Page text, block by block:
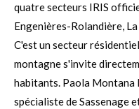
quatre secteurs IRIS
Engenières-Rolandière,
C'est un secteur
montagne s'invite
habitants. Paola Montana
spécialiste de Sassenage